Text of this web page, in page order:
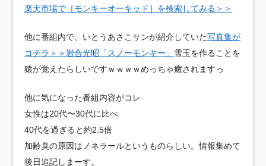
楽天市場で［モンキーオーキッド］を検索してみる＞＞
他に番組内で、いとうあさこサンが紹介していた写真集が
コチラ＞＞岩合光昭「スノーモンキー」 雪玉を作ることを
猿が覚えたらしいですｗｗｗｗめっちゃ癒されますっ
他に気になった番組内容がコレ
女性は20代〜30代に比べ
40代を過ぎると約2.5倍
加齢臭の原因はノネラールというものらしい。情報集めて
後日追記しまーす。